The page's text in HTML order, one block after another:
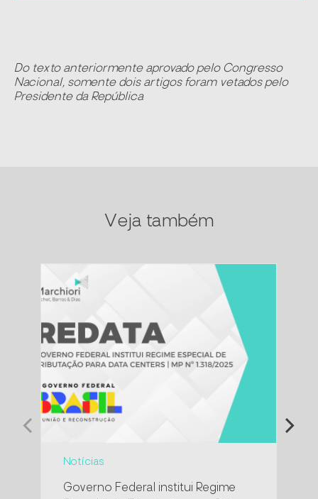
Do texto anteriormente aprovado pelo Congresso
Nacional, somente dois artigos foram vetados pelo
Presidente da República
Veja também
Notícias
Governo Federal institui Regime